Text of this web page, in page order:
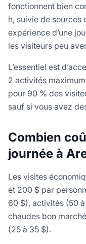
fonctionnent bien
h, suivie de sources
expérience d’une
les visiteurs peu
L’essentiel est
2 activités
pour 90 % des
sauf si vous avez
Combien
journée à
Les visites
et 200 $ par
60 $), activités (50
chaudes bon
(25 à 35 $).